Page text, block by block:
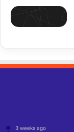
3 weeks ago